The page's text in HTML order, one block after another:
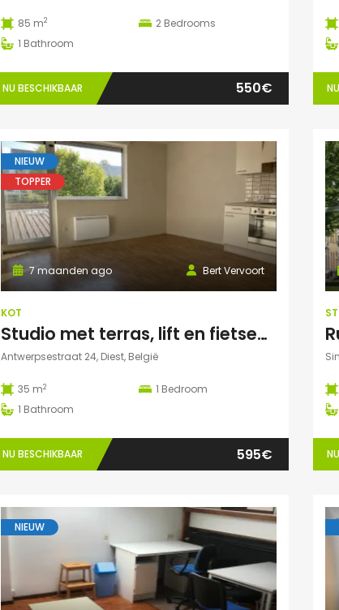
85 m2 2 Bedrooms
1 Bathroom
NU BESCHIKBAAR 550€
NIEUW
TOPPER
Bert Vervoort
7 maanden ago
KOT
Studio met terras, lift en fietsenstalling in Diest
Antwerpsestraat 24, Diest, België
35 m2 1 Bedroom
1 Bathroom
NU BESCHIKBAAR 595€
NIEUW